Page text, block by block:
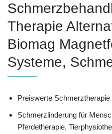
Therapie
Biomag
Systeme,
Preiswerte Schmerztherapie
Schmerzlinderung für
Pferdetherapie,